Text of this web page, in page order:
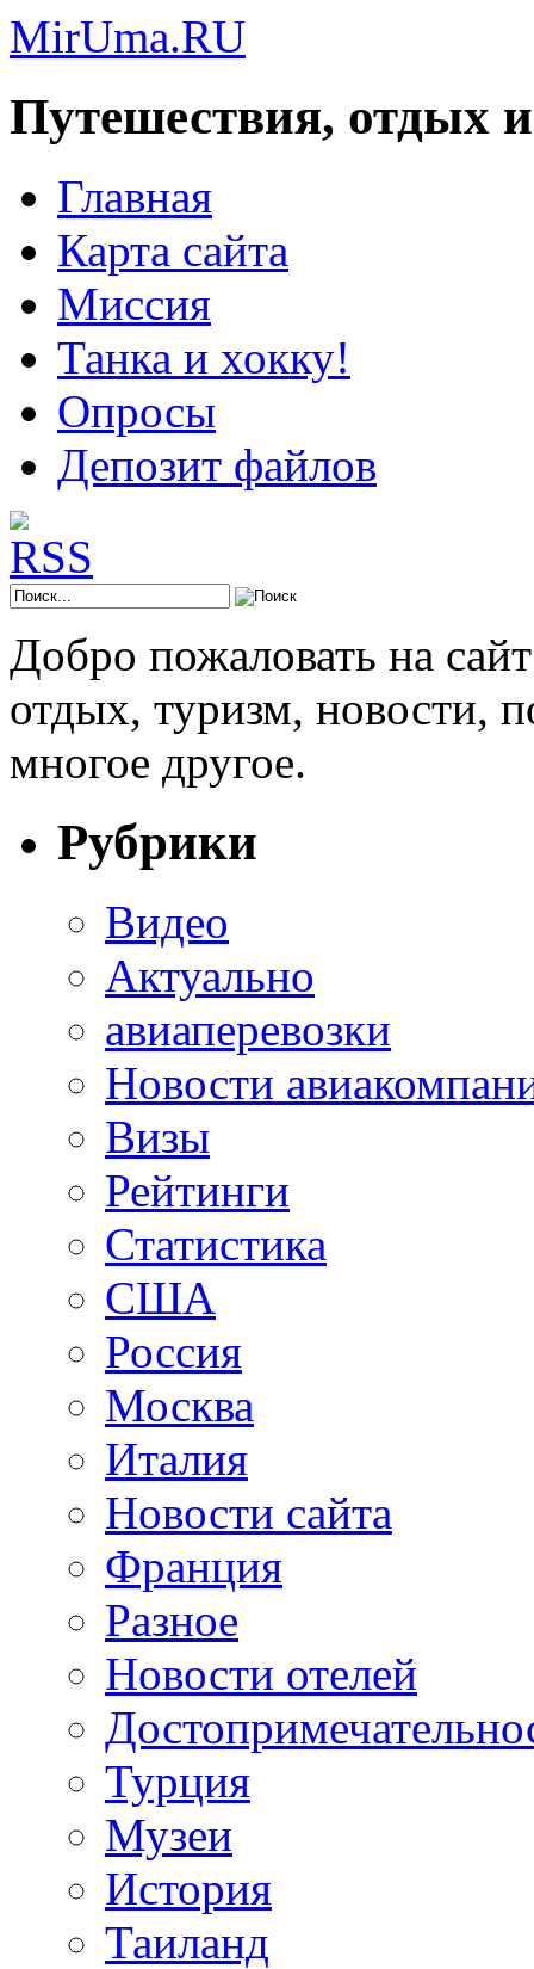
MirUma.RU
Путешествия, отдых
Главная
Карта сайта
Миссия
Танка и хокку!
Опросы
Депозит файлов
Добро пожаловать на
отдых, туризм, новости,
многое другое.
Рубрики
Видео
Актуально
авиаперевозки
Новости
Визы
Рейтинги
Статистика
США
Россия
Москва
Италия
Новости сайта
Франция
Разное
Новости отелей
Турция
Музеи
История
Таиланд